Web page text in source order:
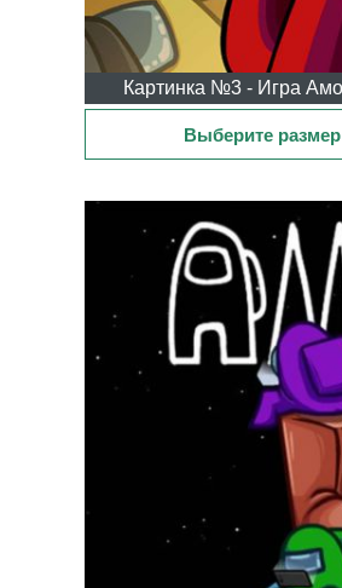
Картинка №3 - Игра